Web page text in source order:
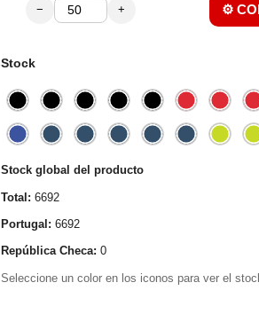
− + ⚙️
Stock
Stock global del producto
Total: 6692
Portugal: 6692
República Checa: 0
Seleccione un color en los iconos para ver el